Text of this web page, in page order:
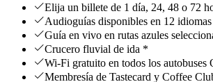
Elija un billete de 1 día, 24, 48 o 72
Audioguías disponibles en 12 idiomas
Guía en vivo en rutas azules
Crucero fluvial de ida *
Wi-Fi gratuito en todos los autobuses
Membresía de Tastecard y Coffee